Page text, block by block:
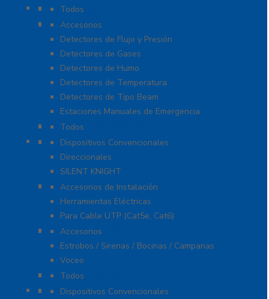
Detectores Autónomos
Todos
Dispositivos Convencionales
Accesorios
Detectores de Flujo y Presión
Detectores de Gases
Detectores de Humo
Detectores de Temperatura
Detectores de Tipo Beam
Estaciones Manuales de Emergencia
Extinción de Incendio
Todos
Fuentes de Alimentación
Dispositivos Convencionales
Direccionales
SILENT KNIGHT
Herramientas
Accesorios de Instalación
Herramientas Eléctricas
Para Cable UTP (Cat5e, Cat6)
Notificación y Voceo
Accesorios
Estrobos / Sirenas / Bocinas / Campanas
Voceo
Señalamientos
Todos
Paneles de Incendio
Dispositivos Convencionales